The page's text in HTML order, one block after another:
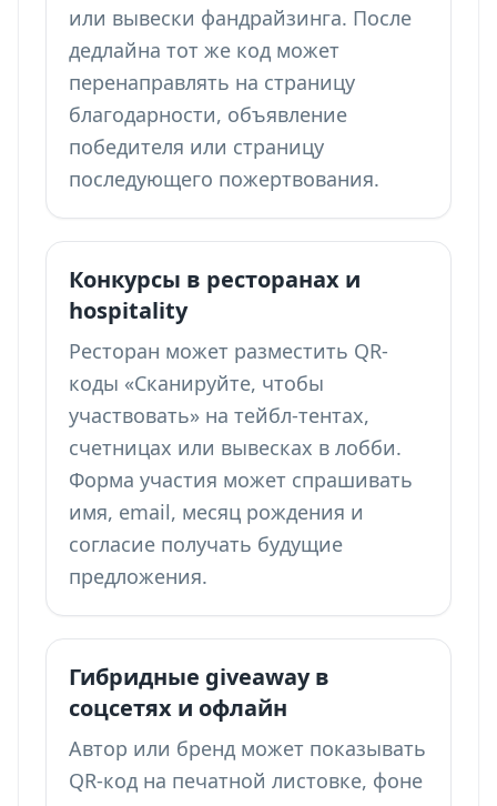
или вывески фандрайзинга. После
дедлайна тот же код может
перенаправлять на страницу
благодарности, объявление
победителя или страницу
последующего пожертвования.
Конкурсы в ресторанах и
hospitality
Ресторан может разместить QR-
коды «Сканируйте, чтобы
участвовать» на тейбл-тентах,
счетницах или вывесках в лобби.
Форма участия может спрашивать
имя, email, месяц рождения и
согласие получать будущие
предложения.
Гибридные giveaway в
соцсетях и офлайн
Автор или бренд может показывать
QR-код на печатной листовке, фоне